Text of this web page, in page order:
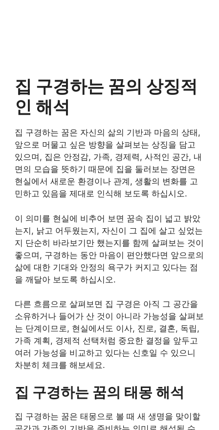
집 구경하는 꿈의 상징적
인 해석
집 구경하는 꿈은 자신의 삶의 기반과 마음의 상태,
앞으로 머물고 싶은 방향을 살펴보는 상징을 담고
있으며, 집은 안정감, 가족, 경제력, 사적인 공간, 내
면의 모습을 뜻하기 때문에 집을 둘러보는 장면은
현실에서 새로운 환경이나 관계, 생활의 변화를 고
민하고 있음을 제대로 인식해 보도록 하십시오.
이 의미를 현실에 비추어 보면 꿈속 집이 넓고 밝았
는지, 낡고 어두웠는지, 자신이 그 집에 살고 싶었는
지 단순히 바라보기만 했는지를 함께 살펴보는 것이
좋으며, 구경하는 동안 마음이 편안했다면 앞으로의
삶에 대한 기대와 안정의 욕구가 커지고 있다는 점
을 깨달아 보도록 하십시오.
다른 흐름으로 살펴보면 집 구경은 아직 그 공간을
소유하거나 들어가 산 것이 아니라 가능성을 살펴보
는 단계이므로, 현실에서도 이사, 진로, 결혼, 독립,
가족 계획, 경제적 선택처럼 중요한 결정을 앞두고
여러 가능성을 비교하고 있다는 신호일 수 있으니
차분히 체크를 해보세요.
집 구경하는 꿈의 태몽 해석
집 구경하는 꿈은 태몽으로 볼 때 새 생명을 맞이할